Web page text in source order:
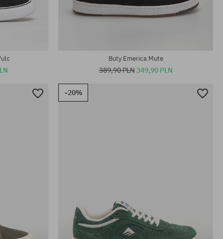
Buty Emerica Mute
389,90 PLN349,90 PLN
-20%